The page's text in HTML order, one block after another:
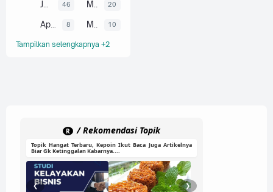
46 20
8 10
Tampilkan selengkapnya +2
R / Rekomendasi Topik
Topik Hangat Terbaru, Kepoin Ikut Baca Juga Artikelnya
Biar Gk Ketinggalan Kabarnya....
❮ ❯